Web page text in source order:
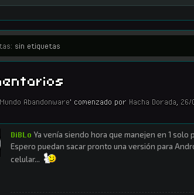
mía de las líneas en inglés - lamento no
sin etiquetas
Mundo Abandonware' comenzado por Hacha Dorada 26/
DiBLo Ya venía siendo hora que manejen en 1
Espero puedan sacar pronto una versión para
celular...